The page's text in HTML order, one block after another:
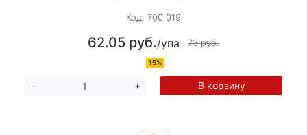
Код: 700_019
62.05 руб./упа 73 руб.
15%
- + В корзину